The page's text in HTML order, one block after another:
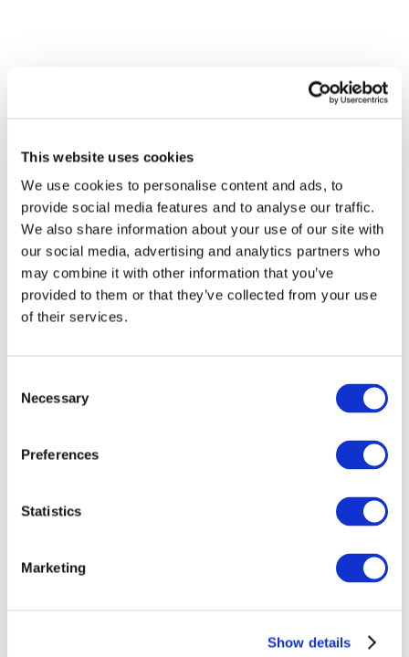
This website uses cookies
We use cookies to personalise content and ads, to
provide social media features and to analyse our traffic.
We also share information about your use of our site with
our social media, advertising and analytics partners who
may combine it with other information that you’ve
provided to them or that they’ve collected from your use
of their services.
Selection
Necessary
Preferences
Statistics
Marketing
Show details
Мероприятия